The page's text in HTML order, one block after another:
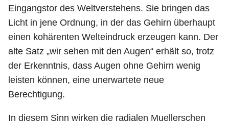
Eingangstor des Weltverstehens. Sie bringen das
Licht in jene Ordnung, in der das Gehirn überhaupt
einen kohärenten Welteindruck erzeugen kann. Der
alte Satz „wir sehen mit den Augen“ erhält so, trotz
der Erkenntnis, dass Augen ohne Gehirn wenig
leisten können, eine unerwartete neue
Berechtigung.
In diesem Sinn wirken die radialen Muellerschen